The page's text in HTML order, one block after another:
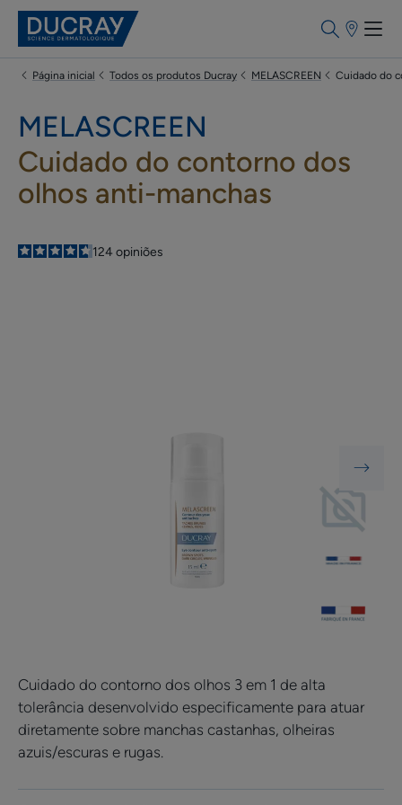
Pontos
venda
Página inicial
Todos os produtos Ducray MELASCREEN Cuidado do
MELASCREEN
Cuidado do contorno dos
olhos anti-manchas
4.6
/5
124 opiniões
Cuidado do contorno dos olhos 3 em 1 de alta
tolerância desenvolvido especificamente para atuar
diretamente sobre manchas castanhas, olheiras
azuis/escuras e rugas.